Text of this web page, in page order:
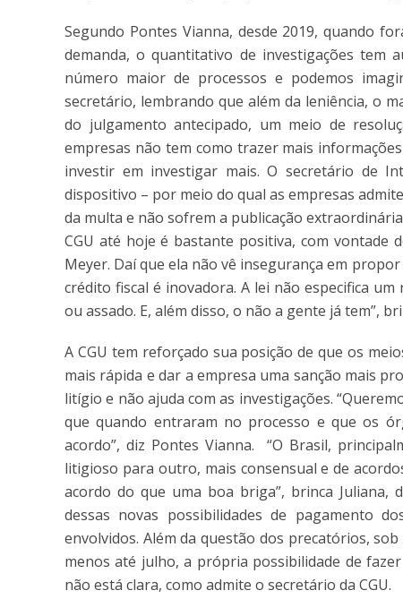
Segundo Pontes Vianna, desde 2019, quando
demanda, o quantitativo de investigações tem
número maior de processos e podemos
secretário, lembrando que além da leniência, o
do julgamento antecipado, um meio de
empresas não tem como trazer mais
investir em investigar mais. O secretário de
dispositivo – por meio do qual as empresas
da multa e não sofrem a publicação
CGU até hoje é bastante positiva, com vontade
Meyer. Daí que ela não vê insegurança em
crédito fiscal é inovadora. A lei não especifica
ou assado. E, além disso, o não a gente já tem”,
A CGU tem reforçado sua posição de que os
mais rápida e dar a empresa uma sanção mais
litígio e não ajuda com as investigações.
que quando entraram no processo e que os
acordo”, diz Pontes Vianna. “O Brasil,
litigioso para outro, mais consensual e de
acordo do que uma boa briga”, brinca
dessas novas possibilidades de pagamento
envolvidos. Além da questão dos precatórios,
menos até julho, a própria possibilidade de
não está clara, como admite o secretário da CGU.